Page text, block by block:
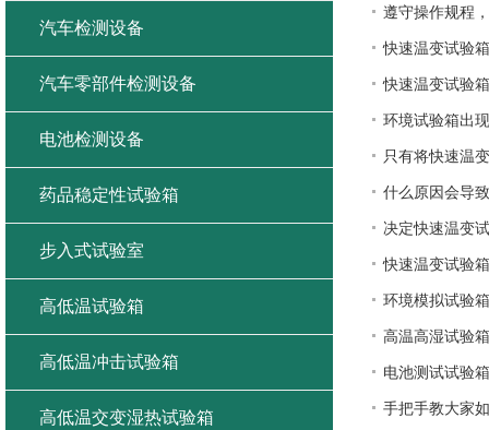
遵守操作规程
快速温变试验
快速温变试验
环境试验箱出
只有将快速温
什么原因会导
决定快速温变
快速温变试验
环境模拟试验
高温高湿试验
电池测试试验
手把手教大家
汽车检测设备
汽车零部件检测设备
电池检测设备
药品稳定性试验箱
步入式试验室
高低温试验箱
高低温冲击试验箱
高低温交变湿热试验箱